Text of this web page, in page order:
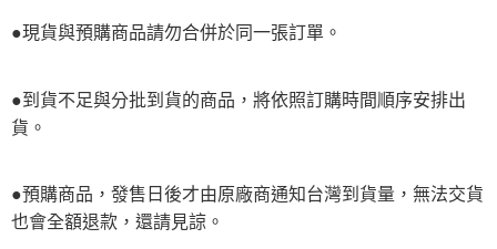
●現貨與預購商品請勿合併於同一張訂單。
●到貨不足與分批到貨的商品，將依照訂購時間順序安排出
貨。
●預購商品，發售日後才由原廠商通知台灣到貨量，無法交貨
也會全額退款，還請見諒。